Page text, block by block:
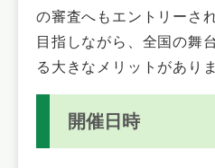
の審査へもエントリーさ
目指しながら、全国の舞
る大きなメリットがありま
開催日時